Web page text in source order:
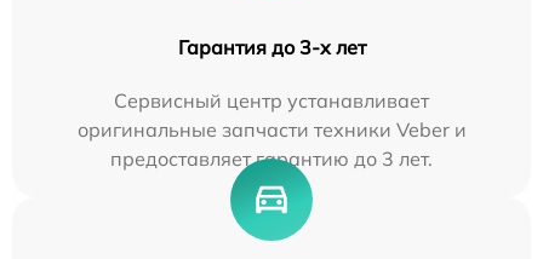
Гарантия до 3-х лет
Сервисный центр устанавливает
оригинальные запчасти техники Veber и
предоставляет гарантию до 3 лет.